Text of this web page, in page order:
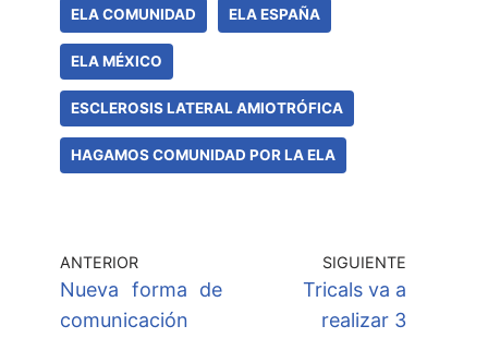
ELA COMUNIDAD ELA ESPAÑA
ELA MÉXICO
ESCLEROSIS LATERAL AMIOTRÓFICA
HAGAMOS COMUNIDAD POR LA ELA
ANTERIOR
Nueva forma de
comunicación
SIGUIENTE
Tricals va a
realizar 3